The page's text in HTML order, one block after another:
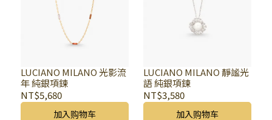
LUCIANO MILANO 光影流
年 純銀項鍊
NT$5,680
加入购物车
LUCIANO MILANO 靜謐光
語 純銀項鍊
NT$3,580
加入购物车